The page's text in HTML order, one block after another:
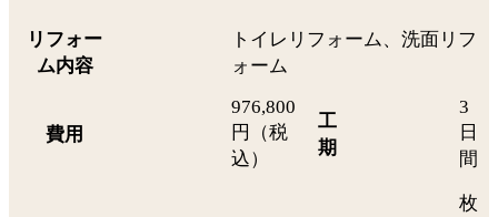
リフォー
ム内容
トイレリフォーム、洗面リフ
ォーム
費用
976,800
円（税
込）
工
期
3
日
間
枚